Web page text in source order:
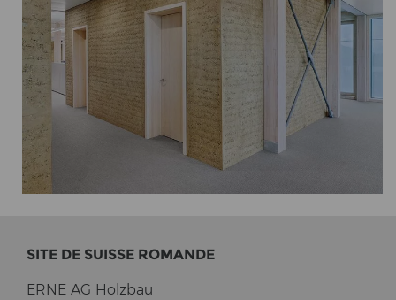
SITE DE SUIS­SE RO­MAN­DE
ERNE AG Holz­bau